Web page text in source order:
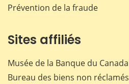
Prévention de la fraude
Sites affiliés
Musée de la Banque du Canada
Bureau des biens non réclamés